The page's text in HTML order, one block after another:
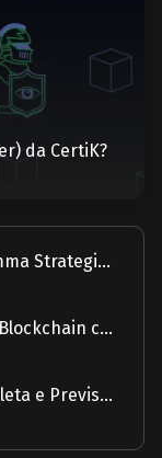
da CertiK?
Janeiro de 2024: Exploração da Gamma Strategies - Um Relatório
Etherscan Expande Horizontes no Blockchain com Aquisição da Solscan
Bitcoin em 2023: Uma Análise Completa e Previsão para 2024